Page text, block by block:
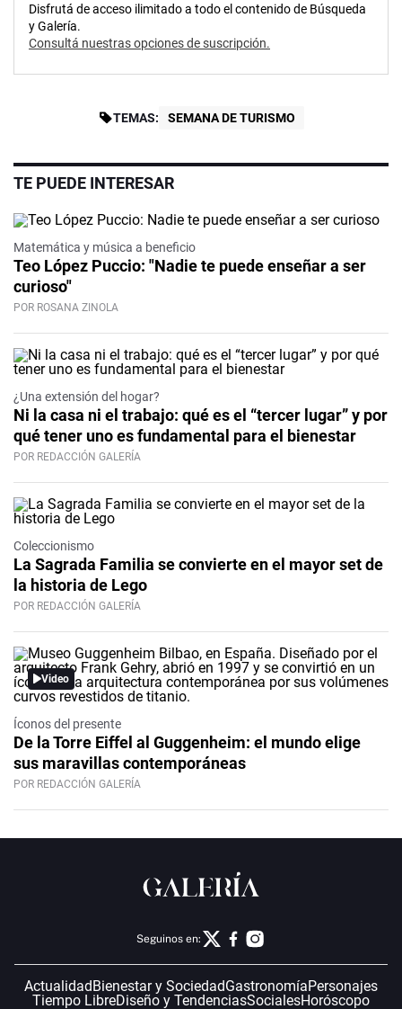
Disfrutá de acceso ilimitado a todo el contenido de Búsqueda
y Galería.
Consultá nuestras opciones de suscripción.
TEMAS: SEMANA DE TURISMO
TE PUEDE INTERESAR
Matemática y música a beneficio
Teo López Puccio: "Nadie te puede enseñar a ser
curioso"
POR ROSANA ZINOLA
¿Una extensión del hogar?
Ni la casa ni el trabajo: qué es el “tercer lugar” y por
qué tener uno es fundamental para el bienestar
POR REDACCIÓN GALERÍA
Coleccionismo
La Sagrada Familia se convierte en el mayor set de
la historia de Lego
POR REDACCIÓN GALERÍA
Video
Íconos del presente
De la Torre Eiffel al Guggenheim: el mundo elige
sus maravillas contemporáneas
POR REDACCIÓN GALERÍA
Seguinos en:
Actualidad Bienestar y SociedadGastronomíaPersonajes
Tiempo LibreDiseño y TendenciasSocialesHoróscopo